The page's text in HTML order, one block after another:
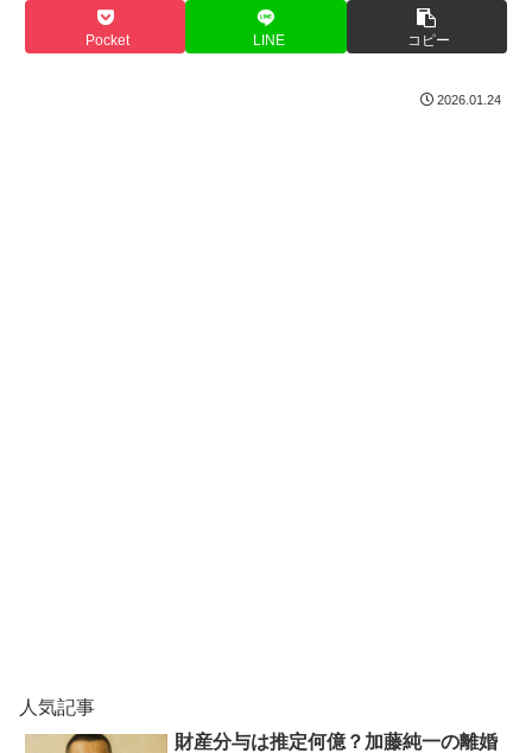
Pocket LINE コピー
2026.01.24
人気記事
財産分与は推定何億？加藤純一の離婚